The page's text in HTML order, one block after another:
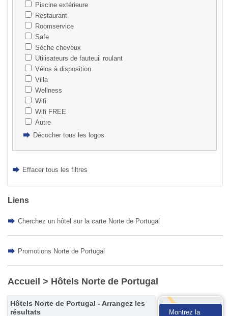
Piscine extérieure
Restaurant
Roomservice
Safe
Sèche cheveux
Utilisateurs de fauteuil roulant
Vélos à disposition
Villa
Wellness
Wifi
Wifi FREE
Autre
Décocher tous les logos
Effacer tous les filtres
Liens
Cherchez un hôtel sur la carte Norte de Portugal
Promotions Norte de Portugal
Accueil > Hôtels Norte de Portugal
Hôtels Norte de Portugal - Arrangez les
résultats
Montrez la